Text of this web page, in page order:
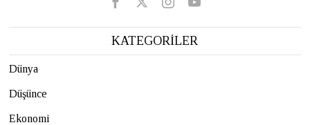
KATEGORİLER
Dünya
Düşünce
Ekonomi